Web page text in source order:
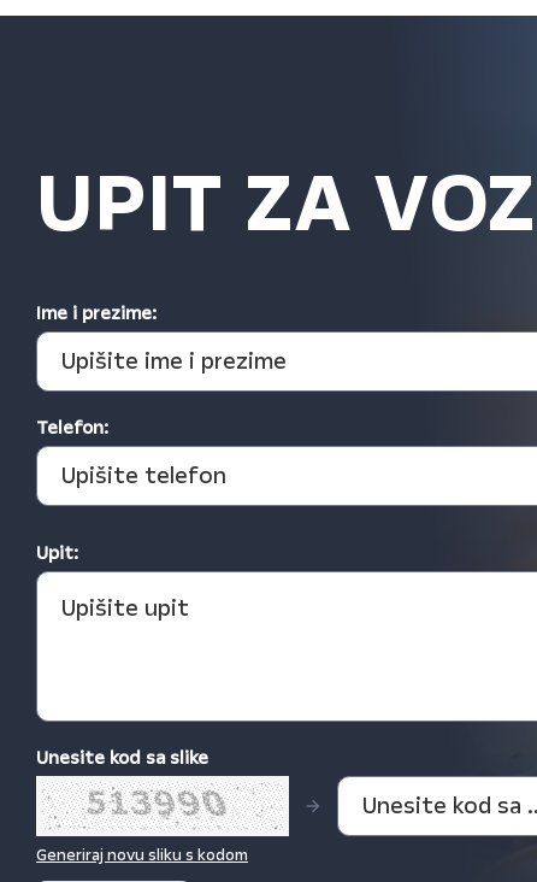
UPIT ZA
Ime i prezime:
Telefon:
Upit:
Generiraj novu sliku s kodom
Unesite kod sa slike